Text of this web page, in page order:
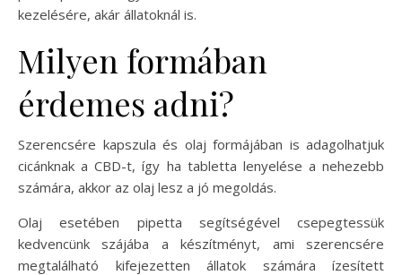
kezelésére, akár állatoknál is.
Milyen formában
érdemes adni?
Szerencsére kapszula és olaj formájában is adagolhatjuk
cicánknak a CBD-t, így ha tabletta lenyelése a nehezebb
számára, akkor az olaj lesz a jó megoldás.
Olaj esetében pipetta segítségével csepegtessük
kedvencünk szájába a készítményt, ami szerencsére
megtalálható kifejezetten állatok számára ízesített